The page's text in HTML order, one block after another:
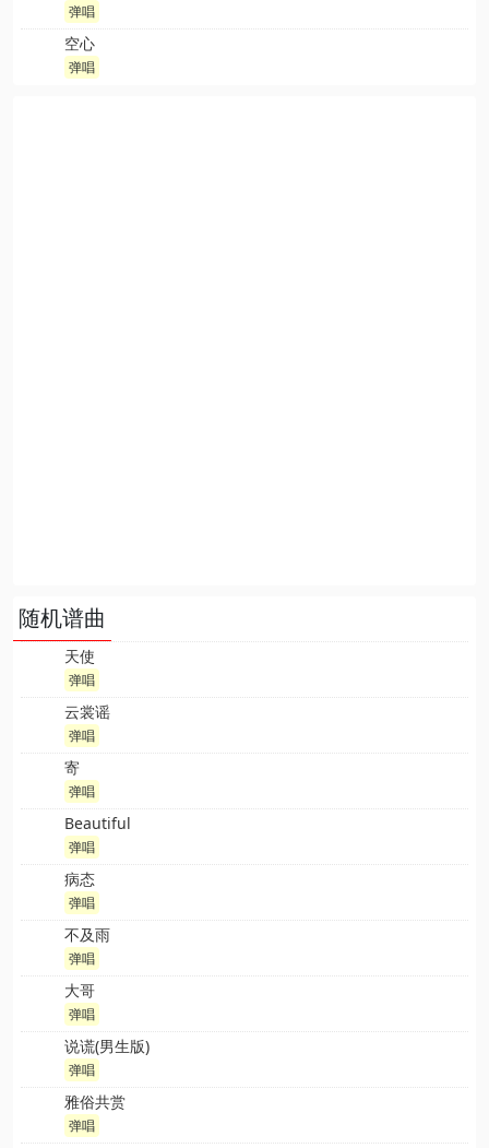
弹唱
空心
弹唱
随机谱曲
天使
弹唱
云裳谣
弹唱
寄
弹唱
Beautiful
弹唱
病态
弹唱
不及雨
弹唱
大哥
弹唱
说谎(男生版)
弹唱
雅俗共赏
弹唱